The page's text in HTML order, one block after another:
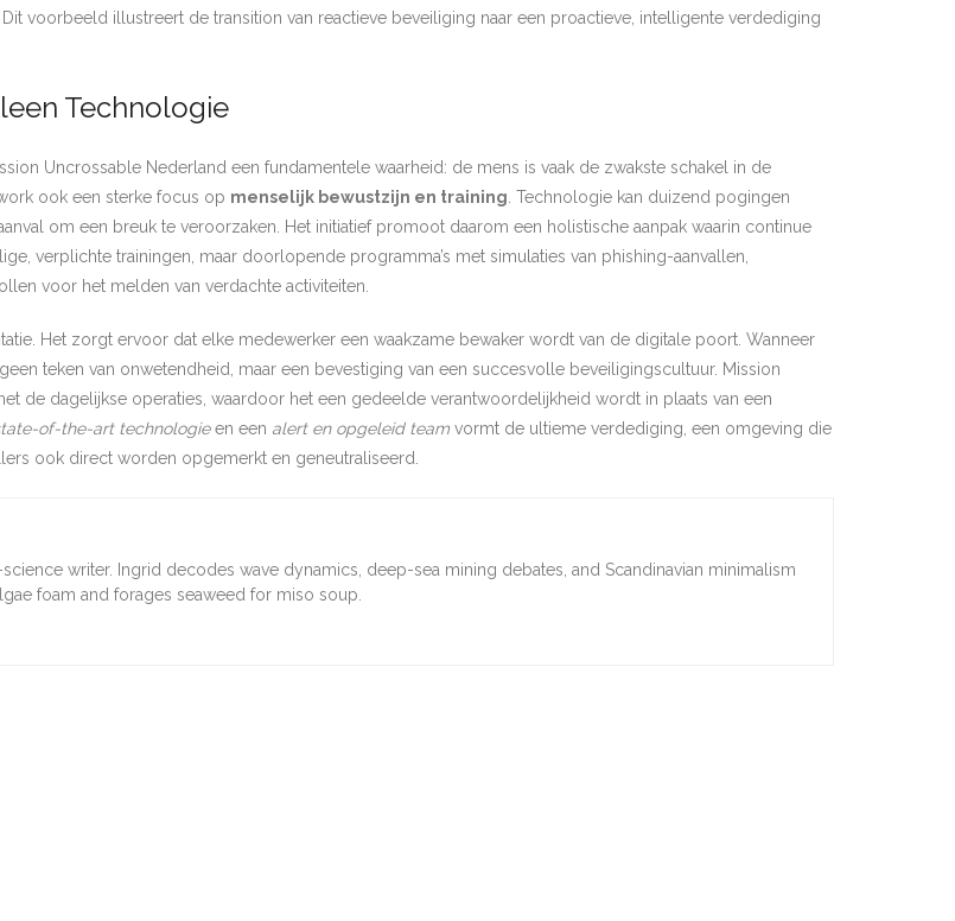
voorbeeld illustreert de transition van reactieve beveiliging naar een proactieve, intelligente verdediging
Technologie
Uncrossable Nederland een fundamentele waarheid: de mens is vaak de zwakste schakel in de
ook een sterke focus op menselijk bewustzijn en training . Technologie kan duizend pogingen
om een breuk te veroorzaken. Het initiatief promoot daarom een holistische aanpak waarin continue
verplichte trainingen, maar doorlopende programma’s met simulaties van phishing-aanvallen,
voor het melden van verdachte activiteiten.
Het zorgt ervoor dat elke medewerker een waakzame bewaker wordt van de digitale poort. Wanneer
teken van onwetendheid, maar een bevestiging van een succesvolle beveiligingscultuur. Mission
de dagelijkse operaties, waardoor het een gedeelde verantwoordelijkheid wordt in plaats van een
of-the-art technologieen een alert en opgeleid team vormt de ultieme verdediging, een omgeving die
ook direct worden opgemerkt en geneutraliseerd.
writer. Ingrid decodes wave dynamics, deep-sea mining debates, and Scandinavian minimalism
foam and forages seaweed for miso soup.